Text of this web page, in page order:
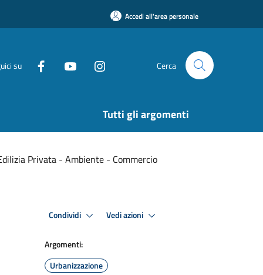
Accedi all'area personale
su Cerca
Tutti gli argomenti
Privata - Ambiente - Commercio
Condividi Vedi azioni
Argomenti:
Urbanizzazione